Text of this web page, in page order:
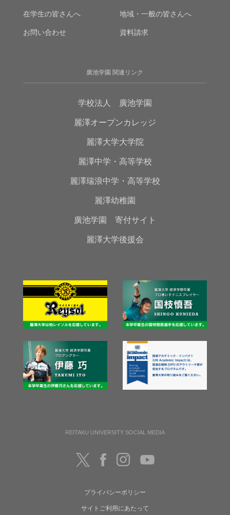
在学生の皆さんへ 地域・一般の皆さんへ
お問い合わせ 資料請求
廣池学園 関連リンク
学校法人 廣池学園
麗澤オープンカレッジ
麗澤大学大学院
麗澤中学・高等学校
麗澤瑞浪中学・高等学校
麗澤幼稚園
廣池学園 寄付サイト
麗澤大学後援会
REITAKU UNIVERSITY SOCIAL MEDIA
プライバシーポリシー
サイトご利用にあたって